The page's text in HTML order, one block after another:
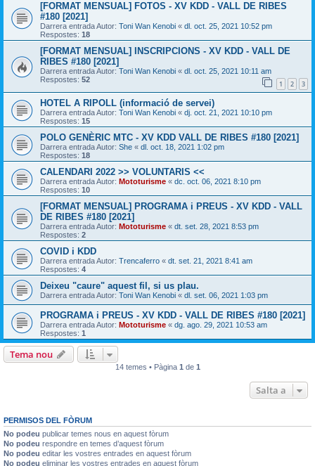
[FORMAT MENSUAL] FOTOS - XV KDD - VALL DE RIBES
#180 [2021]
Darrera entrada Autor: Toni Wan Kenobi « dl. oct. 25, 2021 10:52 pm
Respostes: 18
[FORMAT MENSUAL] INSCRIPCIONS - XV KDD - VALL DE
RIBES #180 [2021]
Darrera entrada Autor: Toni Wan Kenobi « dl. oct. 25, 2021 10:11 am
Respostes: 52 1 2 3
HOTEL A RIPOLL (informació de servei)
Darrera entrada Autor: Toni Wan Kenobi « dj. oct. 21, 2021 10:10 pm
Respostes: 15
POLO GENÈRIC MTC - XV KDD VALL DE RIBES #180 [2021]
Darrera entrada Autor: She « dl. oct. 18, 2021 1:02 pm
Respostes: 18
CALENDARI 2022 >> VOLUNTARIS <<
Darrera entrada Autor: Mototurisme « dc. oct. 06, 2021 8:10 pm
Respostes: 10
[FORMAT MENSUAL] PROGRAMA i PREUS - XV KDD - VALL
DE RIBES #180 [2021]
Darrera entrada Autor: Mototurisme « dt. set. 28, 2021 8:53 pm
Respostes: 2
COVID i KDD
Darrera entrada Autor: Trencaferro « dt. set. 21, 2021 8:41 am
Respostes: 4
Deixeu "caure" aquest fil, si us plau.
Darrera entrada Autor: Toni Wan Kenobi « dl. set. 06, 2021 1:03 pm
PROGRAMA i PREUS - XV KDD - VALL DE RIBES #180 [2021]
Darrera entrada Autor: Mototurisme « dg. ago. 29, 2021 10:53 am
Respostes: 1
Tema nou
14 temes • Pàgina 1 de 1
Salta a
PERMISOS DEL FÒRUM
No podeu publicar temes nous en aquest fòrum
No podeu respondre en temes d’aquest fòrum
No podeu editar les vostres entrades en aquest fòrum
No podeu eliminar les vostres entrades en aquest fòrum